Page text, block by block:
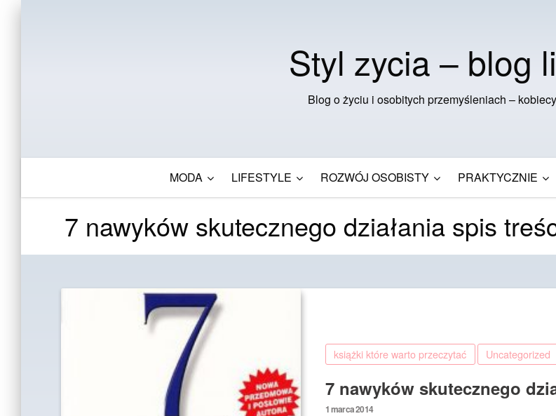
Styl zycia – blog
Blog o życiu i osobitych przemyśleniach –
MODA LIFESTYLE ROZWÓJ OSOBISTY PRAKTYCZNIE
7 nawyków skutecznego działania spis
książki które warto przeczytać Uncategorized
7 nawyków skutecznego
Posted
1 marca 2014